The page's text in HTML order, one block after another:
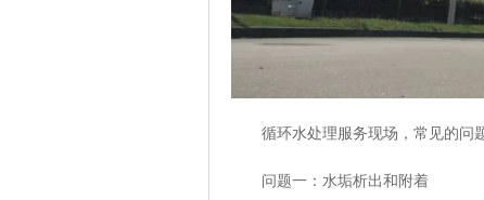
循环水处理服务现场，常见的问题
问题一：水垢析出和附着